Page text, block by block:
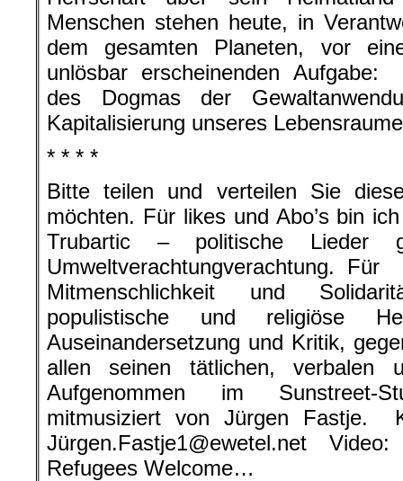
Menschen stehen heute, in
dem gesamten Planeten, vor
unlösbar erscheinenden Aufgabe:
des Dogmas der
Kapitalisierung unseres
* * * *
Bitte teilen und verteilen Sie
möchten. Für likes und Abo’s bin
Trubartic – politische Lieder
Umweltverachtungverachtung.
Mitmenschlichkeit und
populistische und religiöse
Auseinandersetzung und Kritik,
allen seinen tätlichen,
Aufgenommen im Sunstreet-
mitmusiziert von Jürgen Fastje.
Jürgen.Fastje1@ewetel.net
Refugees Welcome…